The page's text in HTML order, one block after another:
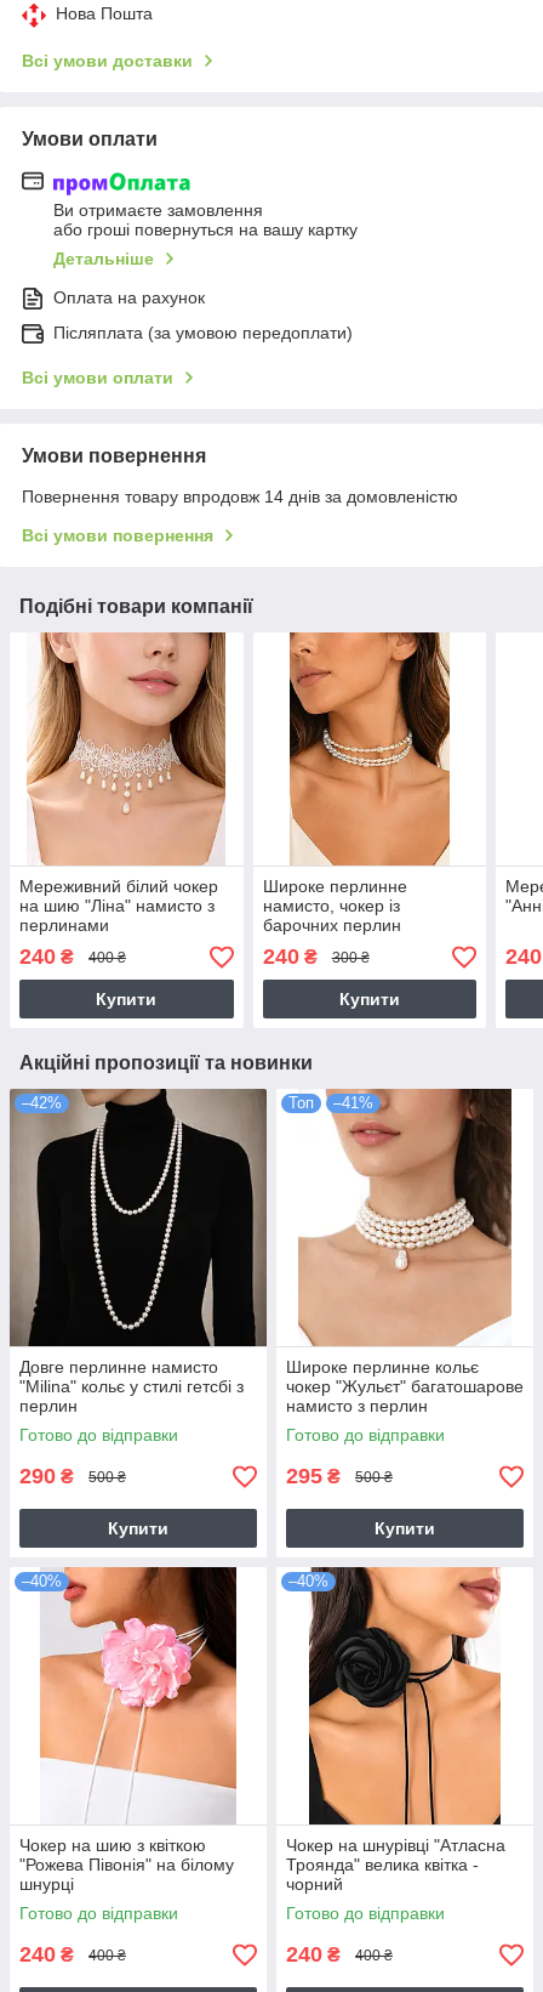
Нова Пошта
Всі умови доставки
Умови оплати
Ви отримаєте замовлення
або гроші повернуться на вашу картку
Детальніше
Оплата на рахунок
Післяплата (за умовою передоплати)
Всі умови оплати
Умови повернення
Повернення товару впродовж 14 днів за домовленістю
Всі умови повернення
Подібні товари компанії
Мереживний білий чокер
на шию "Ліна" намисто з
перлинами
240 ₴ 400 ₴
Купити
Широке перлинне
намисто, чокер із
барочних перлин
240₴ 300 ₴
Купити
240
Акційні пропозиції та новинки
–42%
Довге перлинне намисто
"Milina" кольє у стилі гетсбі з
перлин
Готово до відправки
290 ₴ 500 ₴
Купити
Топ –41%
Широке перлинне кольє
чокер "Жульєт" багатошарове
намисто з перлин
Готово до відправки
295 ₴ 500 ₴
Купити
–40%
Чокер на шию з квіткою
"Рожева Півонія" на білому
шнурці
Готово до відправки
240 ₴ 400 ₴
–40%
Чокер на шнурівці "Атласна
Троянда" велика квітка -
чорний
Готово до відправки
240 ₴ 400 ₴